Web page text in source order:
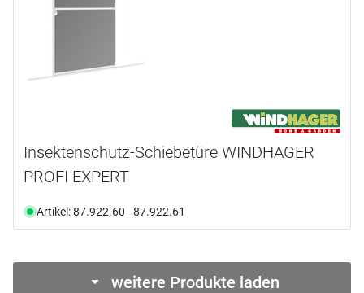
Insektenschutz-Schiebetüre WINDHAGER
PROFI EXPERT
Artikel: 87.922.60 - 87.922.61
weitere Produkte laden